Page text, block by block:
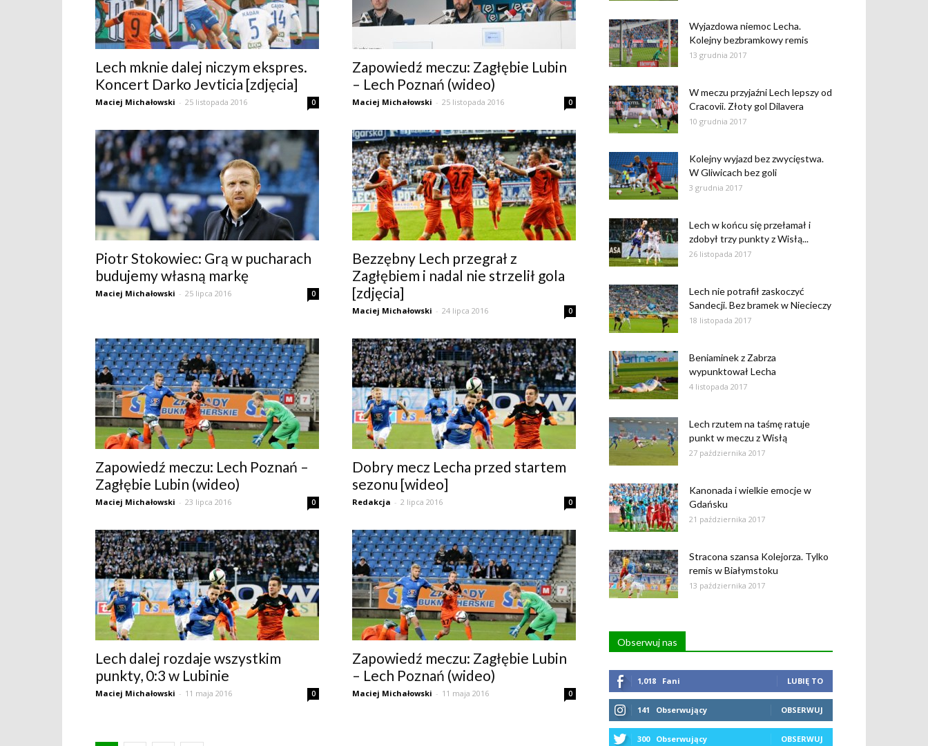
Lech mknie dalej niczym ekspres.
Koncert Darko Jevticia [zdjęcia]
Maciej Michałowski - 25 listopada 2016 0
Zapowiedź meczu: Zagłębie Lubin
– Lech Poznań (wideo)
Maciej Michałowski - 25 listopada 2016 0
Piotr Stokowiec: Grą w pucharach
budujemy własną markę
Maciej Michałowski - 25 lipca 2016 0
Bezzębny Lech przegrał z
Zagłębiem i nadal nie strzelił gola
[zdjęcia]
Maciej Michałowski - 24 lipca 2016 0
Zapowiedź meczu: Lech Poznań –
Zagłębie Lubin (wideo)
Maciej Michałowski - 23 lipca 2016 0
Dobry mecz Lecha przed startem
sezonu [wideo]
Redakcja - 2 lipca 2016 0
Lech dalej rozdaje wszystkim
punkty, 0:3 w Lubinie
Maciej Michałowski - 11 maja 2016 0
Zapowiedź meczu: Zagłębie Lubin
– Lech Poznań (wideo)
Maciej Michałowski - 11 maja 2016 0
Wyjazdowa niemoc Lecha.
Kolejny bezbramkowy remis
13 grudnia 2017
W meczu przyjaźni Lech lepszy od
Cracovii. Złoty gol Dilavera
10 grudnia 2017
Kolejny wyjazd bez zwycięstwa.
W Gliwicach bez goli
3 grudnia 2017
Lech w końcu się przełamał i
zdobył trzy punkty z Wisłą...
26 listopada 2017
Lech nie potrafił zaskoczyć
Sandecji. Bez bramek w Niecieczy
18 listopada 2017
Beniaminek z Zabrza
wypunktował Lecha
4 listopada 2017
Lech rzutem na taśmę ratuje
punkt w meczu z Wisłą
27 października 2017
Kanonada i wielkie emocje w
Gdańsku
21 października 2017
Stracona szansa Kolejorza. Tylko
remis w Białymstoku
13 października 2017
Obserwuj nas
1,018 Fani LUBIĘ TO
141 Obserwujący OBSERWUJ
300 Obserwujący OBSERWUJ